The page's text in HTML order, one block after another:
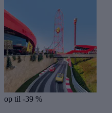
op til -39 %